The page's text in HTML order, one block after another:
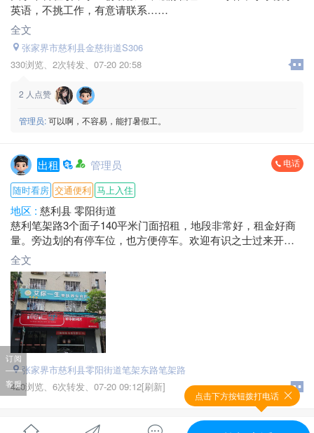
英语，不挑工作，有意请联系……
全文
张家界市慈利县金慈街道S306
330浏览、 2次转发、 07-20 20:58
2 人点赞
管理员:可以啊，不容易，能打暑假工。
出租 管理员 电话
随时看房 交通便利 马上入住
地区 : 慈利县 零阳街道
慈利笔架路3个面子140平米门面招租，地段非常好，租金好商
量。旁边划的有停车位，也方便停车。欢迎有识之士过来开店
兴业。
电话：*****8998 杨总
全文
张家界市慈利县零阳街道笔架东路笔架路
420浏览、 6次转发、 07-20 09:12[刷新]
点击下方按钮拨打电话
订阅
客服